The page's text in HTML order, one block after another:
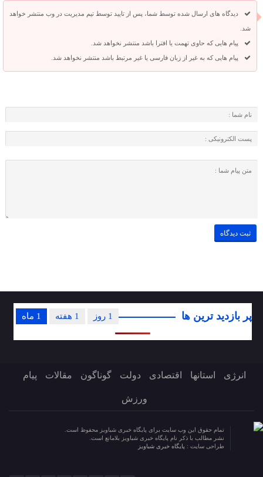
دیدگاه های ارسال شده توسط شما، پس از تایید توسط تیم مدیریت در وب منتشر خواهد
شد.
پیام هایی که حاوی تهمت یا افترا باشد منتشر نخواهد شد.
پیام هایی که به غیر از زبان فارسی یا غیر مرتبط باشد منتشر نخواهد شد.
پر بازدید ترین ها 1 ماه 1 هفته 1 روز
انرژی استانها اقتصادی دولت گوناگون مقالات پیام
ورزش
تمام حقوق این وب سایت برای پایگاه خبری شباویز محفوظ است.
نشر مطالب با ذکر نام پایگاه خبری شباویز بلامانع است.
طراحی سایت : پایگاه خبری شباویز